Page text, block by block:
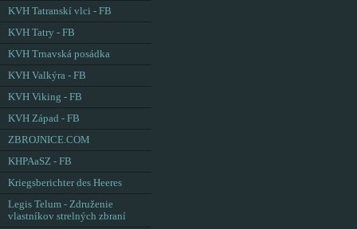
KVH Tatranskí vlci - FB
KVH Tatry - FB
KVH Trnavská posádka
KVH Valkýra - FB
KVH Viking - FB
KVH Západ - FB
ZBROJNICE.COM
KHPAaSZ - FB
Kriegsberichter des Heeres
Legis Telum - Združenie
vlastníkov strelných zbraní